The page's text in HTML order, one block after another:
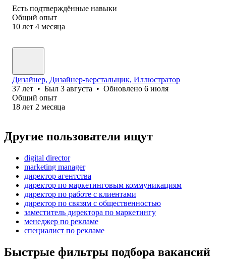
Есть подтверждённые навыки
Общий опыт
10 лет 4 месяца
Дизайнер, Дизайнер-верстальщик, Иллюстратор
37 лет • Был 3 августа • Обновлено 6 июля
Общий опыт
18 лет 2 месяца
Другие пользователи ищут
digital director
marketing manager
директор агентства
директор по маркетинговым коммуникациям
директор по работе с клиентами
директор по связям с общественностью
заместитель директора по маркетингу
менеджер по рекламе
специалист по рекламе
Быстрые фильтры подбора вакансий